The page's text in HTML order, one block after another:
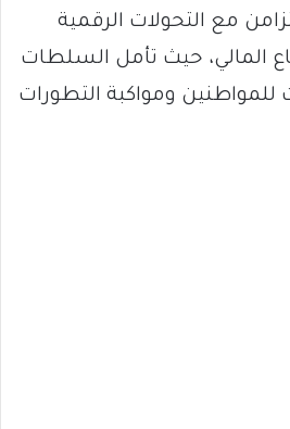
مع التحولات الرقمية
المالي، حيث تأمل السلطات
ومواكبة التطورات